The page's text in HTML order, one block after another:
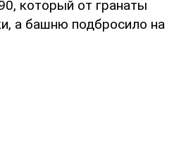
который от гранаты
а башню подбросило на